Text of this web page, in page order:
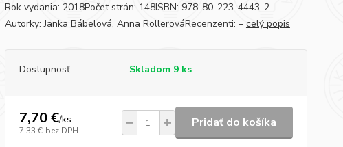
Rok vydania: 2018Počet strán: 148ISBN: 978-80-223-4443-2
Autorky: Janka Bábelová, Anna RollerováRecenzenti: – celý popis
Dostupnosť Skladom 9 ks
7,70 €/ks
7,33 € bez DPH
Pridať do košíka